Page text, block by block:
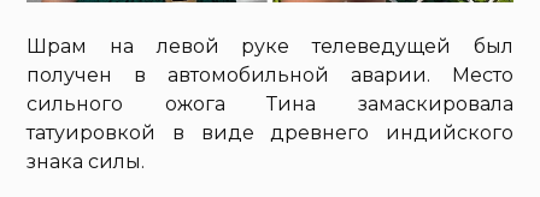
Шрам на левой руке телеведущей был
получен в автомобильной аварии. Место
сильного ожога Тина замаскировала
татуировкой в виде древнего индийского
знака силы.